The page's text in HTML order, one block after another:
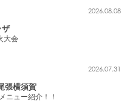
2026.08.08
ザ
大会
2026.07.31
張横須賀
ニュー紹介！！